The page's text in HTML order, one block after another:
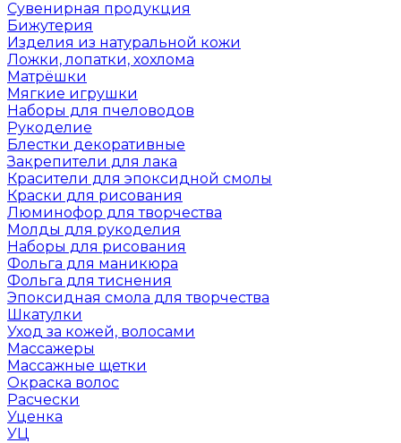
Сувенирная продукция
Бижутерия
Изделия из натуральной кожи
Ложки, лопатки, хохлома
Матрёшки
Мягкие игрушки
Наборы для пчеловодов
Рукоделие
Блестки декоративные
Закрепители для лака
Красители для эпоксидной смолы
Краски для рисования
Люминофор для творчества
Молды для рукоделия
Наборы для рисования
Фольга для маникюра
Фольга для тиснения
Эпоксидная смола для творчества
Шкатулки
Уход за кожей, волосами
Массажеры
Массажные щетки
Окраска волос
Расчески
Уценка
УЦ